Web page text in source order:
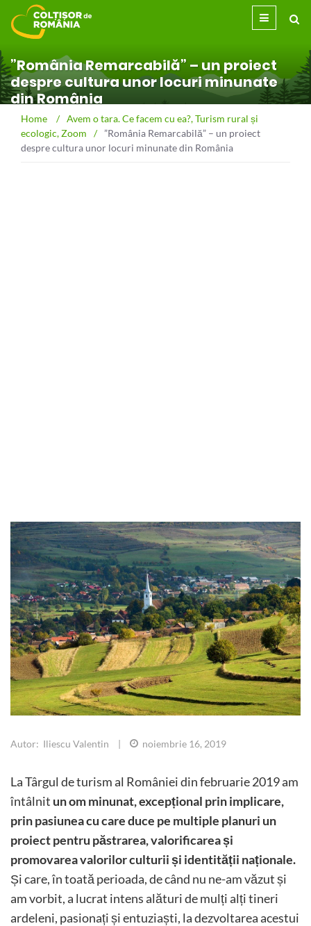
”România Remarcabilă” – un proiect
despre cultura unor locuri minunate
din România
Home / Avem o tara. Ce facem cu ea?,Turism rural și
ecologic,Zoom / ”România Remarcabilă” – un proiect
despre cultura unor locuri minunate din România
Autor: Iliescu Valentin | noiembrie 16, 2019
La Târgul de turism al României din februarie 2019 am
întâlnit un om minunat, excepțional prin implicare,
prin pasiunea cu care duce pe multiple planuri un
proiect pentru păstrarea, valorificarea și
promovarea valorilor culturii și identității naționale.
Și care, în toată perioada, de când nu ne-am văzut și
am vorbit, a lucrat intens alături de mulți alți tineri
ardeleni, pasionați și entuziaști, la dezvoltarea acestui